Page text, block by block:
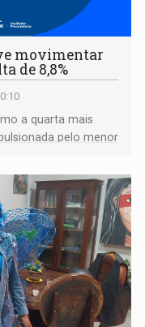
movimentar
de 8,8%
a quarta mais
pelo menor